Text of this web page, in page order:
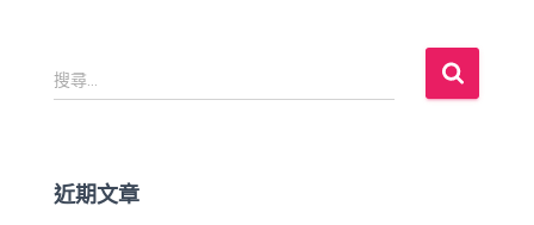
搜
尋
:
搜尋...
近期文章